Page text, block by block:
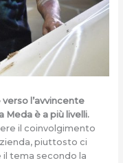
l’avvincente
Meda è a più livelli.
il coinvolgimento
piuttosto ci
tema secondo la